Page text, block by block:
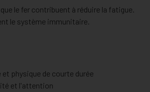
le fer contribuent à réduire la fatigue.
le système immunitaire.
physique de courte durée
et l'attention